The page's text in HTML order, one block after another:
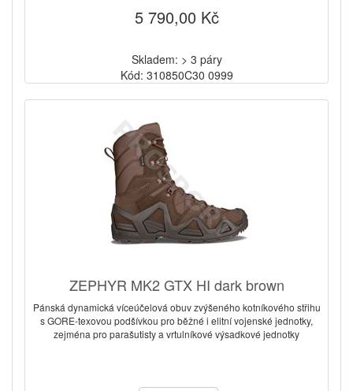
5 790,00 Kč
Skladem: > 3 páry
Kód: 310850C30 0999
ZEPHYR MK2 GTX HI dark brown
Pánská dynamická víceúčelová obuv zvýšeného kotníkového střihu
s GORE-texovou podšívkou pro běžné i elitní vojenské jednotky,
zejména pro parašutisty a vrtulníkové výsadkové jednotky